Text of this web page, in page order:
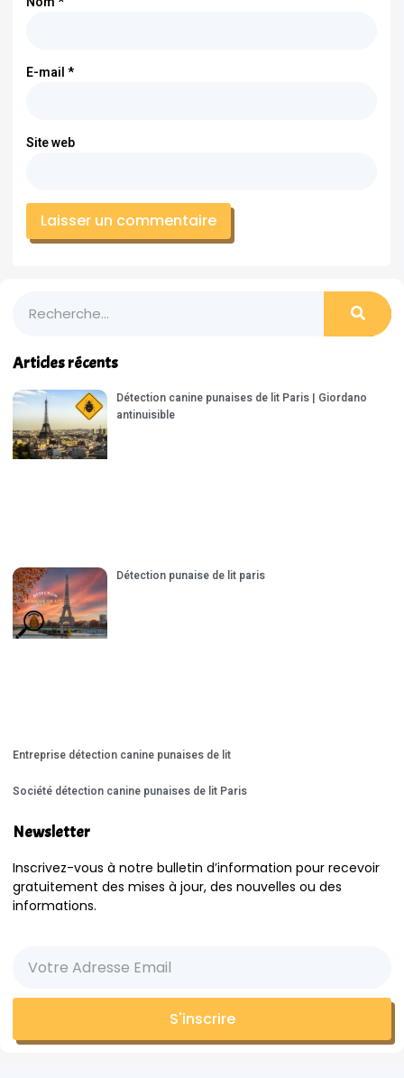
E-mail*
Site web
Articles récents
Détection canine punaises de lit Paris | Giordano
antinuisible
Détection punaise de lit paris
Entreprise détection canine punaises de lit
Société détection canine punaises de lit Paris
Newsletter
Inscrivez-vous à notre bulletin d’information pour recevoir
gratuitement des mises à jour, des nouvelles ou des
informations.
S'inscrire